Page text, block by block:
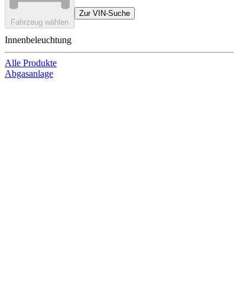
Fahrzeug wählen
Zur VIN-Suche
Innenbeleuchtung
Alle Produkte
Abgasanlage